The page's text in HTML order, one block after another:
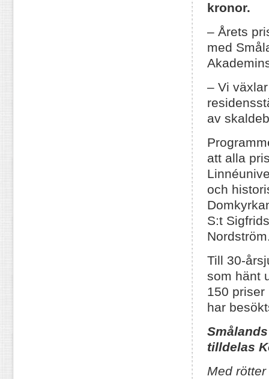
kronor.
– Årets
med
– Vi
av
att alla
och
S:t
Till 30-
som hänt
150
har
tilldelas
Med